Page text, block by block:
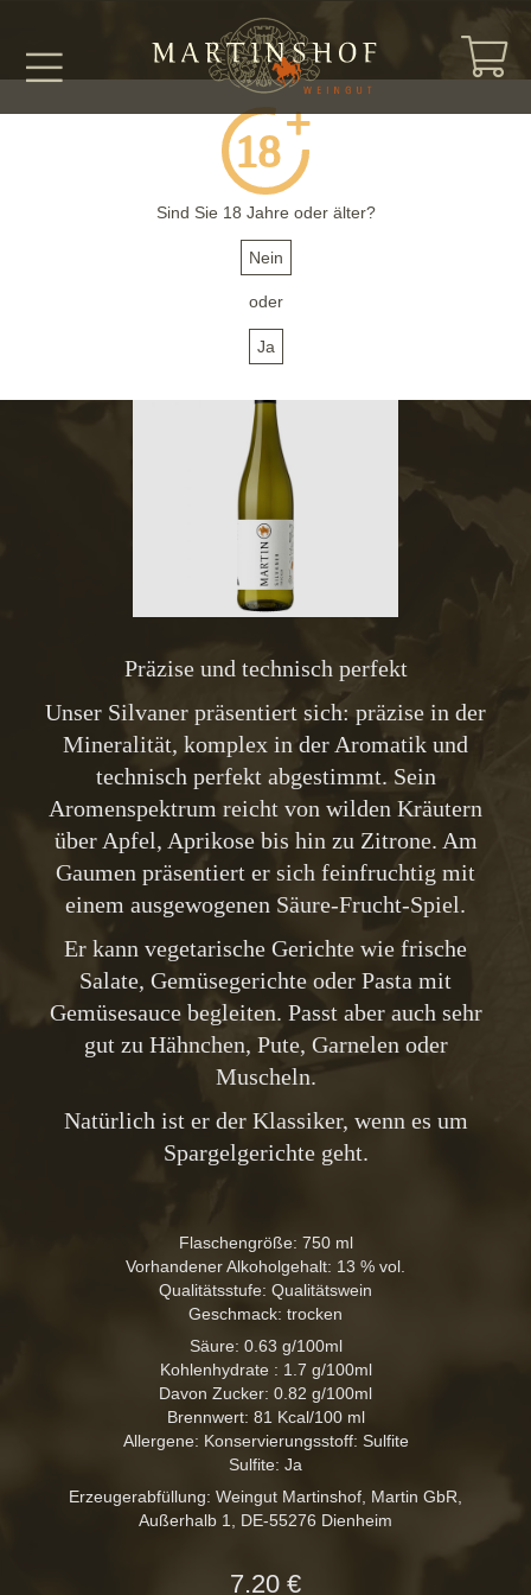
Sind Sie 18 Jahre oder älter?
Nein
oder
Ja
ZURÜCK
Silvaner QW trocken 2025 -
0,75l
Präzise und technisch perfekt
Unser Silvaner präsentiert sich: präzise in der
Mineralität, komplex in der Aromatik und
technisch perfekt abgestimmt. Sein
Aromenspektrum reicht von wilden Kräutern
über Apfel, Aprikose bis hin zu Zitrone. Am
Gaumen präsentiert er sich feinfruchtig mit
einem ausgewogenen Säure-Frucht-Spiel.
Er kann vegetarische Gerichte wie frische
Salate, Gemüsegerichte oder Pasta mit
Gemüsesauce begleiten. Passt aber auch sehr
gut zu Hähnchen, Pute, Garnelen oder
Muscheln.
Natürlich ist er der Klassiker, wenn es um
Spargelgerichte geht.
Flaschengröße: 750 ml
Vorhandener Alkoholgehalt: 13 % vol.
Qualitätsstufe: Qualitätswein
Geschmack: trocken
Säure: 0.63 g/100ml
Kohlenhydrate : 1.7 g/100ml
Davon Zucker: 0.82 g/100ml
Brennwert: 81 Kcal/100 ml
Allergene: Konservierungsstoff: Sulfite
Sulfite: Ja
Erzeugerabfüllung: Weingut Martinshof, Martin GbR,
Außerhalb 1, DE-55276 Dienheim
7.20 €